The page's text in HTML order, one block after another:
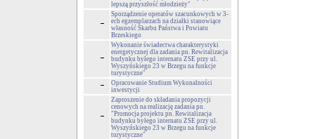
lepszą przyszłość młodzieży"
Sporządzenie operatów szacunkowych w 3-
ech egzemplarzach na działki stanowiące
własność Skarbu Państwa i Powiatu
Brzeskiego
Wykonanie świadectwa charakterystyki
energetycznej dla zadania pn. Rewitalizacja
budynku byłego internatu ZSE przy ul.
Wyszyńskiego 23 w Brzegu na funkcje
turystyczne"
Opracowanie Studium Wykonalności
inwestycji
Zaproszenie do składania propozycji
cenowych na realizację zadania pn.
"Promocja projektu pn. Rewitalizacja
budynku byłego internatu ZSE przy ul.
Wyszyńskiego 23 w Brzegu na funkcje
turystyczne"